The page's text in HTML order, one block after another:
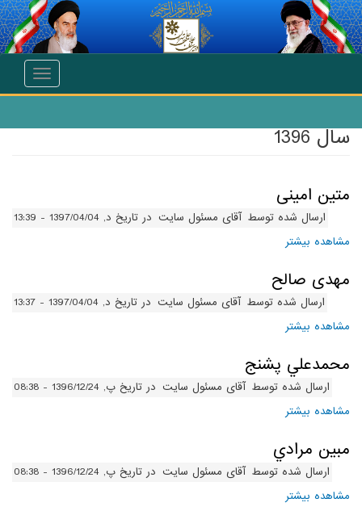
انتقال به محتوای اصلی
Toggle
سال 1396
متین امینی
ارسال شده توسط آقای مسئول سایت در تاریخ د, 1397/04/04 - 13:39
مشاهده بیشتر
مهدی صالح
ارسال شده توسط آقای مسئول سایت در تاریخ د, 1397/04/04 - 13:37
مشاهده بیشتر
محمدعلي پشنج
ارسال شده توسط آقای مسئول سایت در تاریخ پ, 1396/12/24 - 08:38
مشاهده بیشتر
مبين مرادي
ارسال شده توسط آقای مسئول سایت در تاریخ پ, 1396/12/24 - 08:38
مشاهده بیشتر